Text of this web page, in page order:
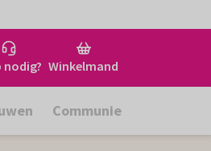
nodig? Winkelmand
Communie